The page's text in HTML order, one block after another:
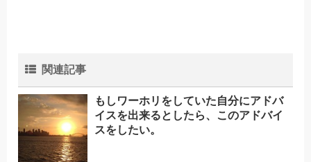
関連記事
もしワーホリをしていた自分にアドバ
イスを出来るとしたら、このアドバイ
スをしたい。